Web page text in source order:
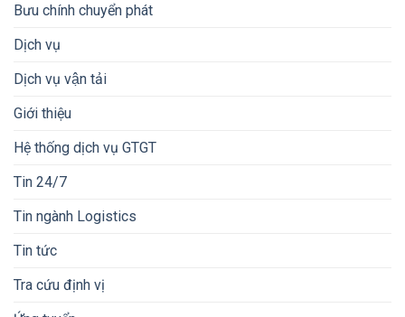
Bưu chính chuyển phát
Dịch vụ
Dịch vụ vận tải
Giới thiệu
Hệ thống dịch vụ GTGT
Tin 24/7
Tin ngành Logistics
Tin tức
Tra cứu định vị